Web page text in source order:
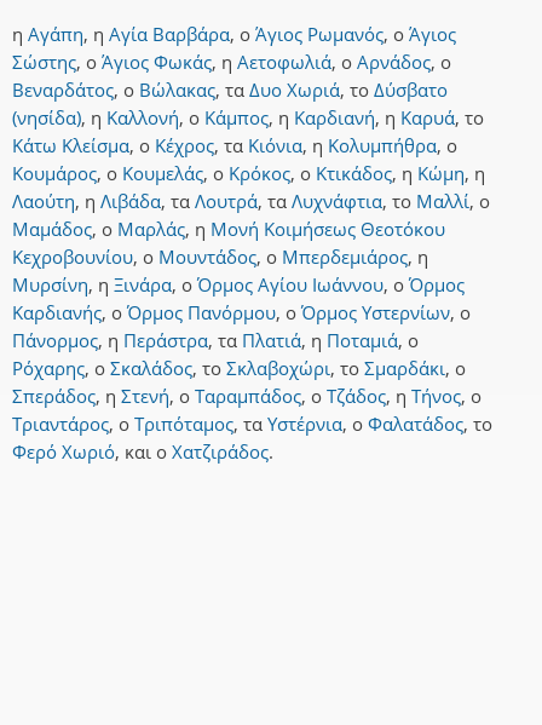
η Αγάπη, η Αγία Βαρβάρα, ο Άγιος Ρωμανός, ο Άγιος
Σώστης, ο Άγιος Φωκάς, η Αετοφωλιά, ο Αρνάδος, ο
Βεναρδάτος, ο Βώλακας, τα Δυο Χωριά, το Δύσβατο
(νησίδα), η Καλλονή, ο Κάμπος, η Καρδιανή, η Καρυά, το
Κάτω Κλείσμα, ο Κέχρος, τα Κιόνια, η Κολυμπήθρα, ο
Κουμάρος, ο Κουμελάς, ο Κρόκος, ο Κτικάδος, η Κώμη, η
Λαούτη, η Λιβάδα, τα Λουτρά, τα Λυχνάφτια, το Μαλλί, ο
Μαμάδος, ο Μαρλάς, η Μονή Κοιμήσεως Θεοτόκου
Κεχροβουνίου, ο Μουντάδος, ο Μπερδεμιάρος, η
Μυρσίνη, η Ξινάρα, ο Όρμος Αγίου Ιωάννου, ο Όρμος
Καρδιανής, ο Όρμος Πανόρμου, ο Όρμος Υστερνίων, ο
Πάνορμος, η Περάστρα, τα Πλατιά, η Ποταμιά, ο
Ρόχαρης, ο Σκαλάδος, το Σκλαβοχώρι, το Σμαρδάκι, ο
Σπεράδος, η Στενή, ο Ταραμπάδος, ο Τζάδος, η Τήνος, ο
Τριαντάρος, ο Τριπόταμος, τα Υστέρνια, ο Φαλατάδος, το
Φερό Χωριό, και ο Χατζιράδος.